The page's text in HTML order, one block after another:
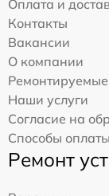
Оплата и
Контакты
Вакансии
О компании
Наши услуги
Согласие на
Способы оплаты
Ремонт